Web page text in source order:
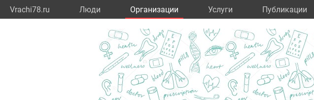
Vrachi78.ru Люди Организации Услуги Публикации